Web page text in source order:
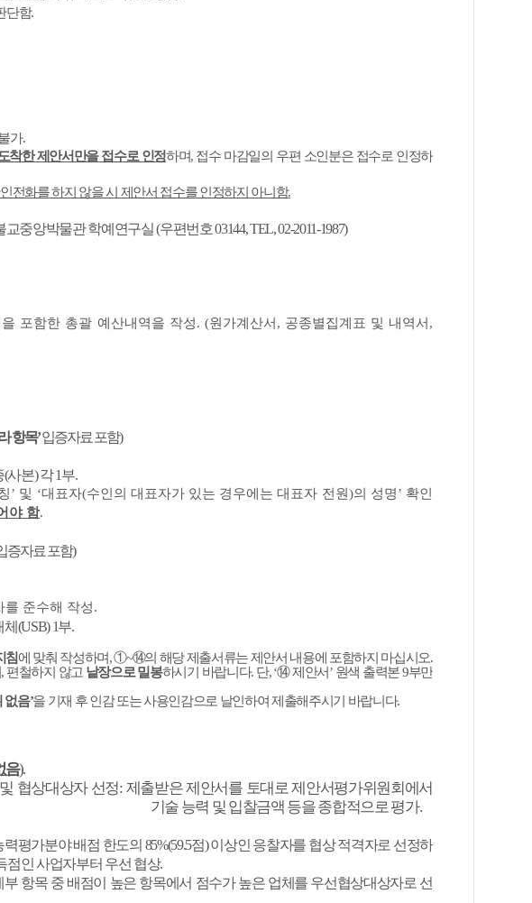
단함.
가.
착한 제안서만을 접수로 인정하며, 접수 마감일의 우편 소인분은 접수로 인정하
전화를 하지 않을 시 제안서 접수를 인정하지 아니함.
교중앙박물관 학예연구실(우편번호03144, TEL, 02-2011-1987)
포함한 총괄 예산내역을 작성. (원가계산서 , 공종별집계표 및 내역서 ,
항목’입증자료 포함)
(사본)각1부.
’ 및 ‘대표자(수인의 대표자가 있는 경우에는 대표자 전원)의 성명’ 확인
야 함.
증자료 포함)
준수해 작성.
(USB) 1부.
침에 맞춰 작성하며,①~⑭의 해당 제출서류는 제안서 내용에 포함하지 마십시오.
, 편철하지 않고 낱장으로 밀봉하시기 바랍니다. 단, ‘⑭제안서’ 원색 출력본9부만
없음’을 기재 후 인감 또는 사용인감으로 날인하여 제출해주시기 바랍니다.
음).
협상대상자 선정: 제출받은 제안서를 토대로 제안서평가위원회에서
기술 능력 및 입찰금액 등을 종합적으로 평가.
평가분야 배점 한도의 85%(59.5점)이상인 응찰자를 협상 적격자로 선정하
점인 사업자부터 우선 협상.
항목 중 배점이 높은 항목에서 점수가 높은 업체를 우선협상대상자로 선